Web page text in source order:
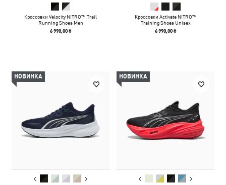
Кроссовки Velocity NITRO™ Trail
Running Shoes Men
6 990,00 ₴
Кроссовки Activate NITRO™
Training Shoes Unisex
6 990,00 ₴
НОВИНКА НОВИНКА